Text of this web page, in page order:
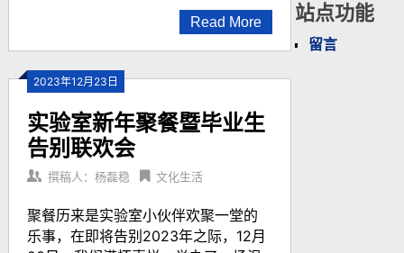
Read More
2023年12月23日
实验室新年聚餐暨毕业生
告别联欢会
撰稿人：杨磊稳 文化生活
聚餐历来是实验室小伙伴欢聚一堂的
乐事，在即将告别2023年之际，12月
站点功能
留言